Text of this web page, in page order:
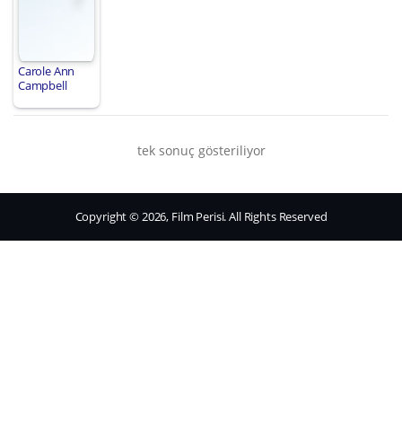
Carole Ann
Campbell
tek sonuç gösteriliyor
Copyright © 2026, Film Perisi. All Rights Reserved